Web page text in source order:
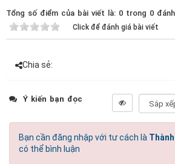
Tổng số điểm của bài viết là: 0 trong 0
Click để đánh giá bài viết
Chia sẻ:
Ý kiến bạn đọc
Bạn cần đăng nhập với tư cách là
có thể bình luận